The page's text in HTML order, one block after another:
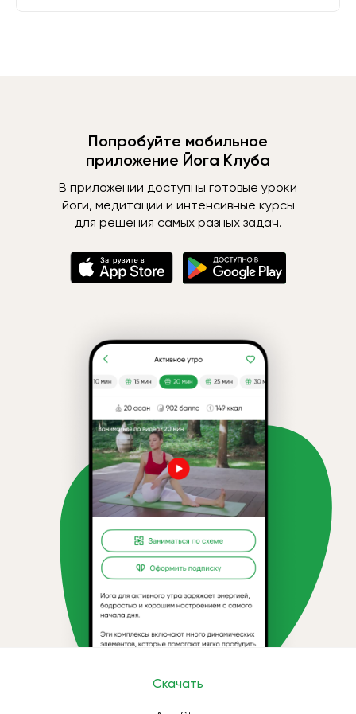
Попробуйте мобильное
приложение Йога Клуба
В приложении доступны готовые уроки
йоги, медитации и интенсивные курсы
для решения самых разных задач.
Скачать